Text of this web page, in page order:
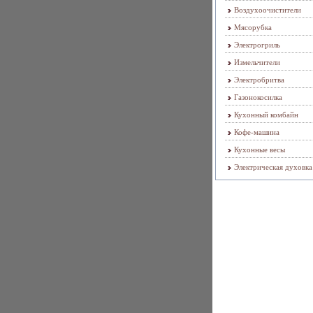
Воздухоочистители
Мясорубка
Электрогриль
Измельчители
Электробритва
Газонокосилка
Кухонный комбайн
Кофе-машина
Кухонные весы
Электрическая духовка